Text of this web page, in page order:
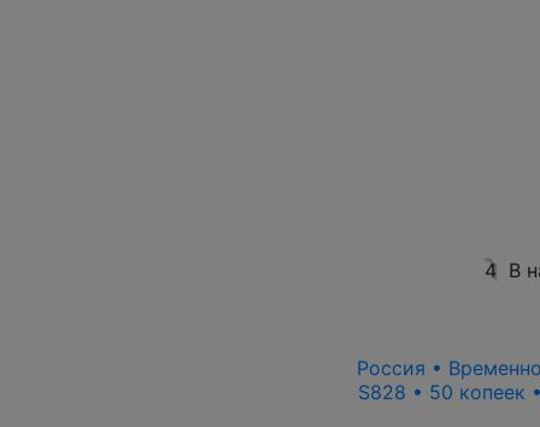
4 В
Россия •
S828 • 50 копеек